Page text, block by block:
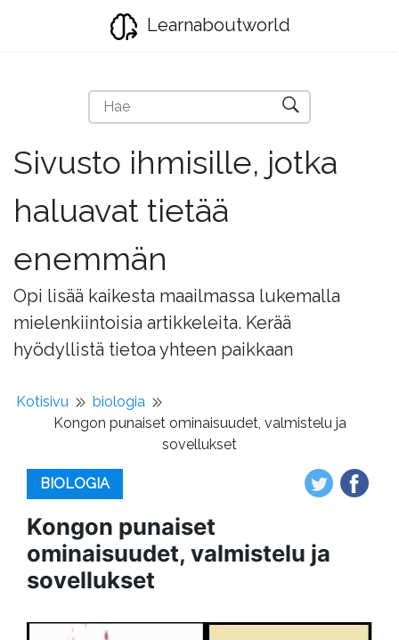
Learnaboutworld
Sivusto ihmisille, jotka
haluavat tietää
enemmän
Opi lisää kaikesta maailmassa lukemalla
mielenkiintoisia artikkeleita. Kerää
hyödyllistä tietoa yhteen paikkaan
Kotisivu
biologia
Kongon punaiset ominaisuudet, valmistelu ja
sovellukset
BIOLOGIA
Kongon punaiset
ominaisuudet, valmistelu ja
sovellukset